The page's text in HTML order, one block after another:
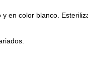
en color blanco.